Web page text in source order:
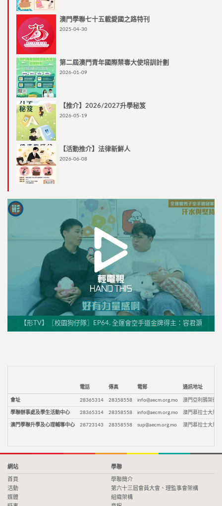
澳門學聯七十五載愛國之路特刊
2025-04-30
第二屆澳門青年國際禁毒大使培訓計劃
2026-01-09
【推介】2026/2027升學秘笈
2026-05-19
【活動推介】法律新鮮人
2026-06-08
【形TV】〖校園狗仔隊〗EP64. 全運會空手道金牌得主：容君灝
電話 傳真 電郵 通訊地址
會址 28365314 28358558 info@aecm.org.mo 澳門亞利鴉架街9
學聯辦事處及學生活動中心 28365314 28358558 info@aecm.org.mo 澳門慕拉士大馬
澳門學聯升學及心理輔導中心 28723143 28358558 sup@aecm.org.mo 澳門慕拉士大馬
網站
首頁
活動
媒體
學聯
學聯簡介
第六十三屆會員大會、理監事會架構
組織架構